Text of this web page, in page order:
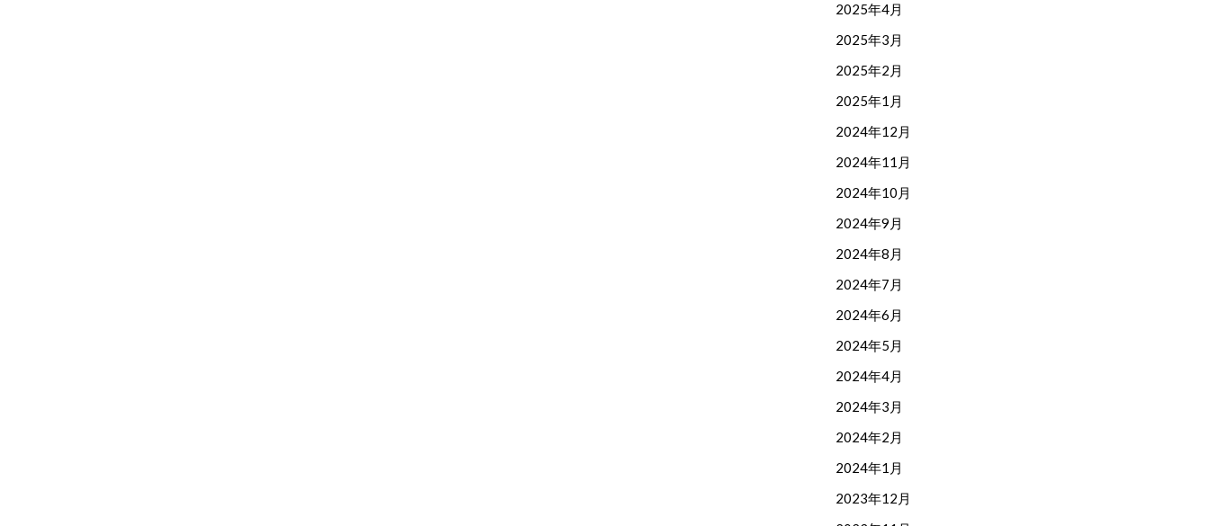
2025年4月
2025年3月
2025年2月
2025年1月
2024年12月
2024年11月
2024年10月
2024年9月
2024年8月
2024年7月
2024年6月
2024年5月
2024年4月
2024年3月
2024年2月
2024年1月
2023年12月